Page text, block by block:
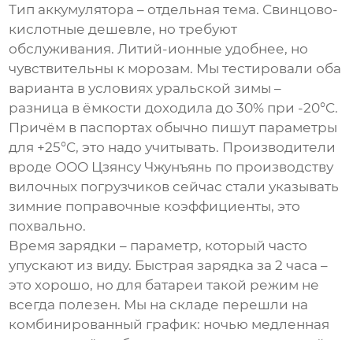
Тип аккумулятора – отдельная тема. Свинцово-
кислотные дешевле, но требуют
обслуживания. Литий-ионные удобнее, но
чувствительны к морозам. Мы тестировали оба
варианта в условиях уральской зимы –
разница в ёмкости доходила до 30% при -20°C.
Причём в паспортах обычно пишут параметры
для +25°C, это надо учитывать. Производители
вроде ООО Цзянсу Чжунъянь по производству
вилочных погрузчиков сейчас стали указывать
зимние поправочные коэффициенты, это
похвально.
Время зарядки – параметр, который часто
упускают из виду. Быстрая зарядка за 2 часа –
это хорошо, но для батареи такой режим не
всегда полезен. Мы на складе перешли на
комбинированный график: ночью медленная